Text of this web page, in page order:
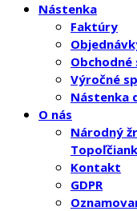
Nástenka
Faktúry
Obchodné
Výročné
Nástenka
O nás
Národný
Kontakt
GDPR